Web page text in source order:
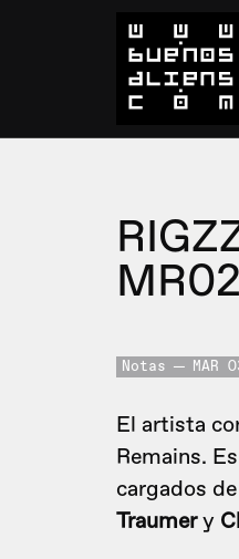
Notas MAR
El artista
Remains.
cargados
Traumery